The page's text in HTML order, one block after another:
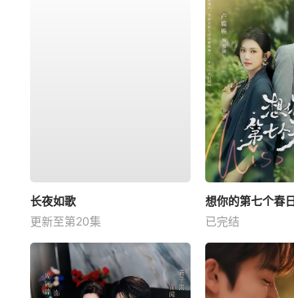
长夜如歌
更新至第20集
想你的第七个春日
已完结